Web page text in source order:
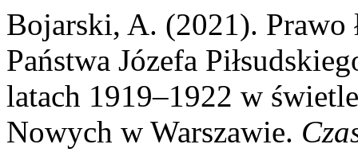
Bojarski, A. (2021). Prawo
Państwa Józefa
latach 1919–1922 w
Nowych w Warszawie.